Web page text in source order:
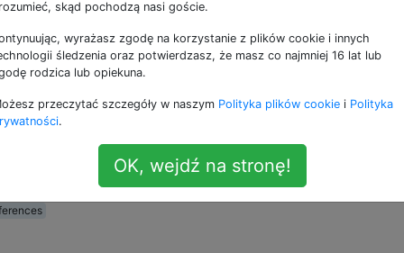
macOS Mojave z ustawieniem „Dotknij, aby kliknąć” w
użytkownik gość loguje się, nie jest to ustawione. Prawie
są takie same jak początkowego użytkownika
aby kliknąć”.
„Kliknij, aby kliknąć” jako domyślną dla
skąd pochodzą nasi goście.
wyrażasz zgodę na korzystanie z plików cookie i innych
śledzenia oraz potwierdzasz, że masz co najmniej 16 lat lub
rodzica lub opiekuna.
przeczytać szczegóły w naszym Polityka plików cookie i Polityka
.
OK, wejdź na stronę!